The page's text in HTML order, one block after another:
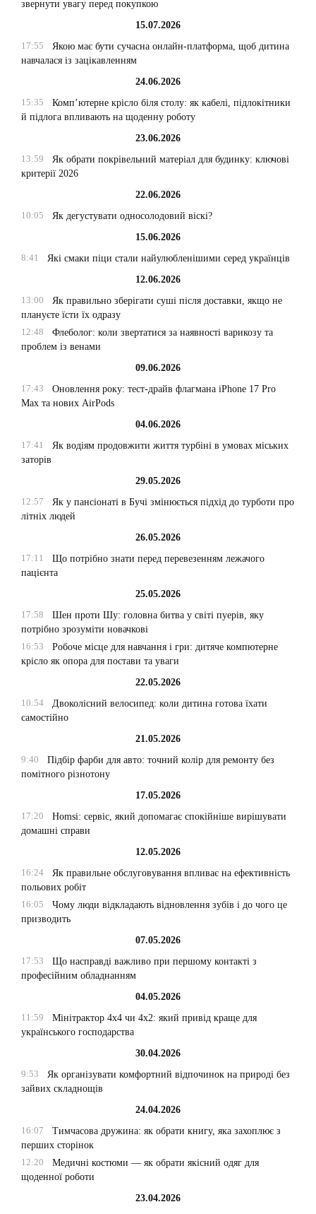
звернути увагу перед покупкою
15.07.2026
17:55
Якою має бути сучасна онлайн-платформа, щоб дитина
навчалася із зацікавленням
24.06.2026
15:35
Комп’ютерне крісло біля столу: як кабелі, підлокітники
й підлога впливають на щоденну роботу
23.06.2026
13:59
Як обрати покрівельний матеріал для будинку: ключові
критерії 2026
22.06.2026
10:05
Як дегустувати односолодовий віскі?
15.06.2026
8:41
Які смаки піци стали найулюбленішими серед українців
12.06.2026
13:00
Як правильно зберігати суші після доставки, якщо не
плануєте їсти їх одразу
12:48
Флеболог: коли звертатися за наявності варикозу та
проблем із венами
09.06.2026
17:43
Оновлення року: тест-драйв флагмана iPhone 17 Pro
Max та нових AirPods
04.06.2026
17:41
Як водіям продовжити життя турбіні в умовах міських
заторів
29.05.2026
12:57
Як у пансіонаті в Бучі змінюється підхід до турботи про
літніх людей
26.05.2026
17:11
Що потрібно знати перед перевезенням лежачого
пацієнта
25.05.2026
17:58
Шен проти Шу: головна битва у світі пуерів, яку
потрібно зрозуміти новачкові
16:53
Робоче місце для навчання і гри: дитяче компютерне
крісло як опора для постави та уваги
22.05.2026
10:54
Двоколісний велосипед: коли дитина готова їхати
самостійно
21.05.2026
9:40
Підбір фарби для авто: точний колір для ремонту без
помітного різнотону
17.05.2026
17:20
Homsi: сервіс, який допомагає спокійніше вирішувати
домашні справи
12.05.2026
16:24
Як правильне обслуговування впливає на ефективність
польових робіт
16:05
Чому люди відкладають відновлення зубів і до чого це
призводить
07.05.2026
17:53
Що насправді важливо при першому контакті з
професійним обладнанням
04.05.2026
11:59
Мінітрактор 4х4 чи 4х2: який привід краще для
українського господарства
30.04.2026
9:53
Як організувати комфортний відпочинок на природі без
зайвих складнощів
24.04.2026
16:07
Тимчасова дружина: як обрати книгу, яка захоплює з
перших сторінок
12:20
Медичні костюми — як обрати якісний одяг для
щоденної роботи
23.04.2026